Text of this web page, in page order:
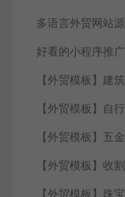
多语言外贸网站
好看的小程序推